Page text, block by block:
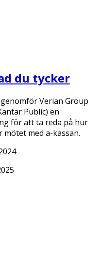
du tycker
Verian Group
Public) en
för att ta reda på hur
mötet med a-kassan.